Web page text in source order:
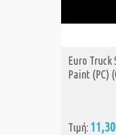
Euro
Paint (PC)
Τιμή: